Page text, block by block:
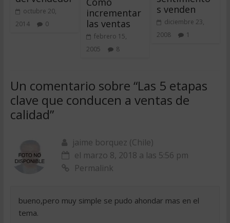
octubre 20,
2014
0
incrementar
las ventas
febrero 15,
2005
8
s venden
diciembre 23,
2008
1
Un comentario sobre “Las 5 etapas
clave que conducen a ventas de
calidad”
jaime borquez (Chile)
el marzo 8, 2018 a las 5:56 pm
Permalink
bueno,pero muy simple se pudo ahondar mas en el
tema.